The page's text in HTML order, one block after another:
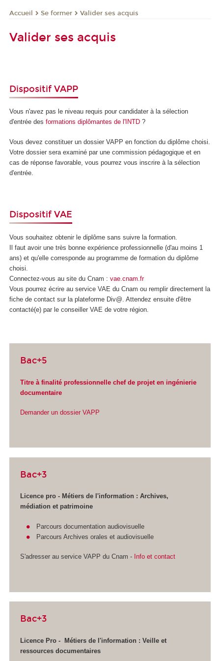
Accueil Se former Valider ses acquis
Valider ses acquis
Dispositif VAPP
Vous n'avez pas le niveau requis pour candidater à la sélection
d'entrée des formations diplômantes de l'INTD ?
Vous devez constituer un dossier VAPP en fonction du diplôme choisi.
Votre dossier sera examiné par une commission pédagogique et en
cas de réponse favorable, vous pourrez vous inscrire à la sélection
d'entrée.
Dispositif VAE
Vous souhaitez obtenir le diplôme sans suivre la formation.
Il faut avoir une très bonne expérience professionnelle (d'au moins 1
ans) et qu'elle corresponde au programme de formation du diplôme
choisi.
Connectez-vous au site du Cnam : vae.cnam.fr
Vous pourrez écrire au service VAE du Cnam ou remplir directement la
fiche de contact sur la plateforme Div@. Attendez ensuite d'être
contacté(e) par le conseiller VAE de votre région.
Bac+5
Titre à finalité professionnelle chef de projet en ingénierie
documentaire
Demander un dossier VAPP
Bac+3
Licence pro - Métiers de l'information : Archives,
médiation et patrimoine
Parcours documentation audiovisuelle
Parcours Archives orales et audiovisuelle
S'adresser au service VAPP du Cnam - Info et contact
Bac+3
Licence Pro - Métiers de l'information :Veille et
ressources documentaires